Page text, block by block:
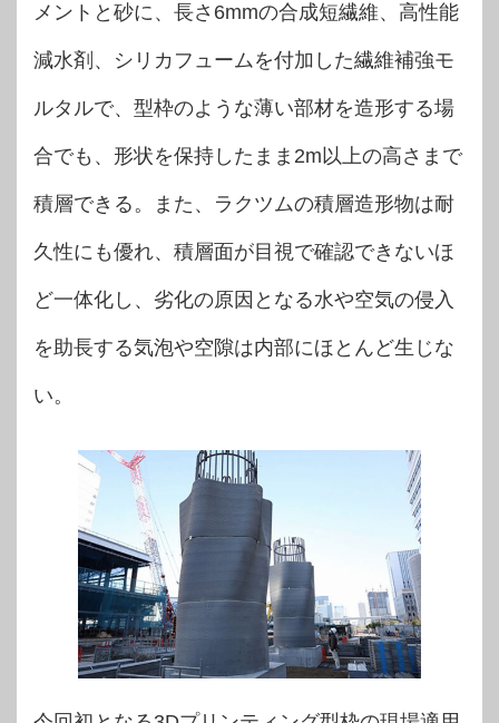
メントと砂に、長さ6mmの合成短繊維、高性能
減水剤、シリカフュームを付加した繊維補強モ
ルタルで、型枠のような薄い部材を造形する場
合でも、形状を保持したまま2m以上の高さまで
積層できる。また、ラクツムの積層造形物は耐
久性にも優れ、積層面が目視で確認できないほ
ど一体化し、劣化の原因となる水や空気の侵入
を助長する気泡や空隙は内部にほとんど生じな
い。